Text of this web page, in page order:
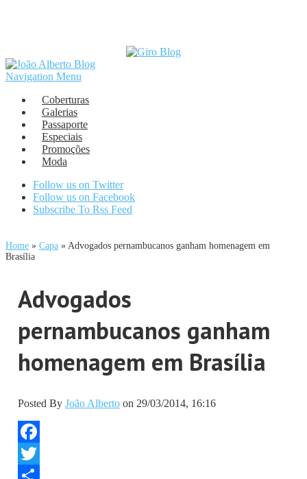
Navigation Menu
Coberturas
Galerias
Passaporte
Especiais
Promoções
Moda
Follow us on Twitter
Follow us on Facebook
Subscribe To Rss Feed
Home » Capa » Advogados pernambucanos ganham homenagem em
Brasília
Advogados
pernambucanos ganham
homenagem em Brasília
Posted By João Alberto on 29/03/2014, 16:16
Facebook
Twitter